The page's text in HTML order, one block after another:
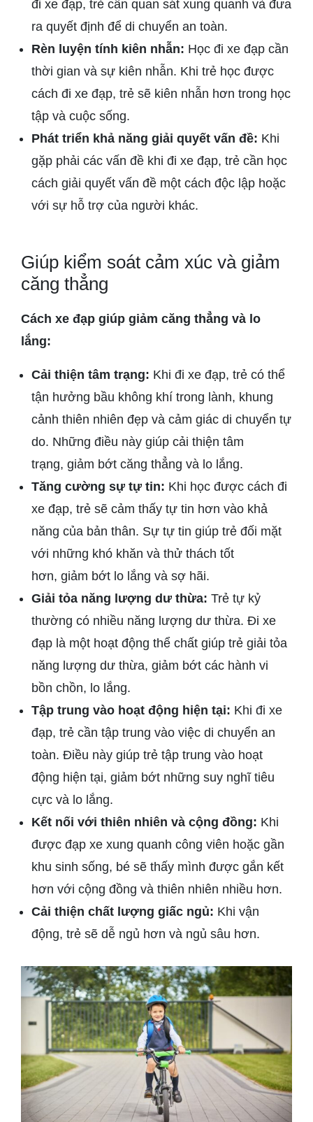
đi xe đạp, trẻ cần quan sát xung quanh và đưa
ra quyết định để di chuyển an toàn.
Rèn luyện tính kiên nhẫn: Học đi xe đạp cần
thời gian và sự kiên nhẫn. Khi trẻ học được
cách đi xe đạp, trẻ sẽ kiên nhẫn hơn trong học
tập và cuộc sống.
Phát triển khả năng giải quyết vấn đề: Khi
gặp phải các vấn đề khi đi xe đạp, trẻ cần học
cách giải quyết vấn đề một cách độc lập hoặc
với sự hỗ trợ của người khác.
Giúp kiểm soát cảm xúc và giảm
căng thẳng
Cách xe đạp giúp giảm căng thẳng và lo
lắng:
Cải thiện tâm trạng: Khi đi xe đạp, trẻ có thể
tận hưởng bầu không khí trong lành, khung
cảnh thiên nhiên đẹp và cảm giác di chuyển tự
do. Những điều này giúp cải thiện tâm
trạng, giảm bớt căng thẳng và lo lắng.
Tăng cường sự tự tin: Khi học được cách đi
xe đạp, trẻ sẽ cảm thấy tự tin hơn vào khả
năng của bản thân. Sự tự tin giúp trẻ đối mặt
với những khó khăn và thử thách tốt
hơn, giảm bớt lo lắng và sợ hãi.
Giải tỏa năng lượng dư thừa: Trẻ tự kỷ
thường có nhiều năng lượng dư thừa. Đi xe
đạp là một hoạt động thể chất giúp trẻ giải tỏa
năng lượng dư thừa, giảm bớt các hành vi
bồn chồn, lo lắng.
Tập trung vào hoạt động hiện tại: Khi đi xe
đạp, trẻ cần tập trung vào việc di chuyển an
toàn. Điều này giúp trẻ tập trung vào hoạt
động hiện tại, giảm bớt những suy nghĩ tiêu
cực và lo lắng.
Kết nối với thiên nhiên và cộng đồng: Khi
được đạp xe xung quanh công viên hoặc gần
khu sinh sống, bé sẽ thấy mình được gắn kết
hơn với cộng đồng và thiên nhiên nhiều hơn.
Cải thiện chất lượng giấc ngủ: Khi vận
động, trẻ sẽ dễ ngủ hơn và ngủ sâu hơn.